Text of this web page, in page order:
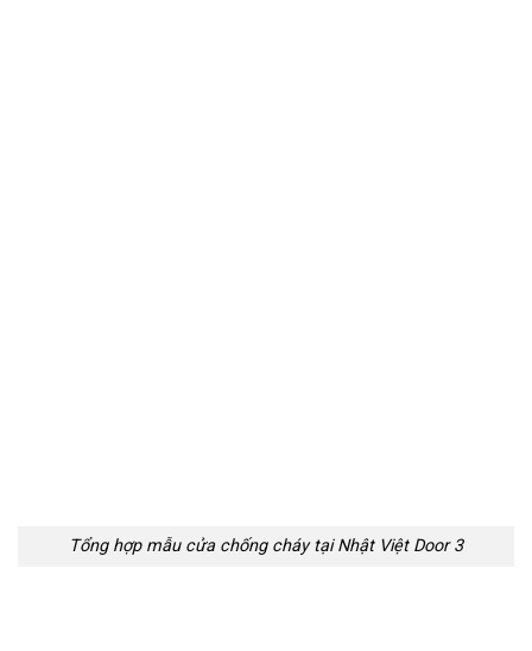
Tổng hợp mẫu cửa chống cháy tại Nhật Việt Door 3